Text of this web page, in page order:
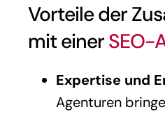
Vorteile der
mit einerSEO-
Expertise und
Agenturen